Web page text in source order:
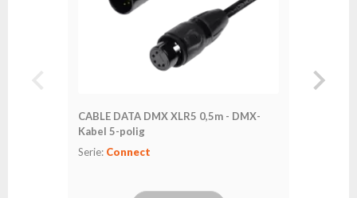
CABLE DATA DMX XLR5 0,5m - DMX-
Kabel 5-polig
Serie: Connect